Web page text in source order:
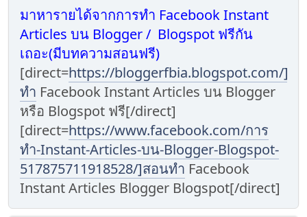
มาหารายได้จากการทำ Facebook Instant
Articles บน Blogger / Blogspot ฟรีกัน
เถอะ(มีบทความสอนฟรี)
[direct=https://bloggerfbia.blogspot.com/]กา
ทำ Facebook Instant Articles บน Blogger
หรือ Blogspot ฟรี[/direct]
[direct=https://www.facebook.com/การ
ทำ-Instant-Articles-บน-Blogger-Blogspot-
517875711918528/]สอนทำ Facebook
Instant Articles Blogger Blogspot[/direct]